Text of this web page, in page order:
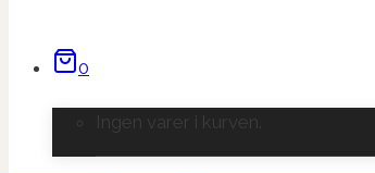
0
Ingen varer i kurven.